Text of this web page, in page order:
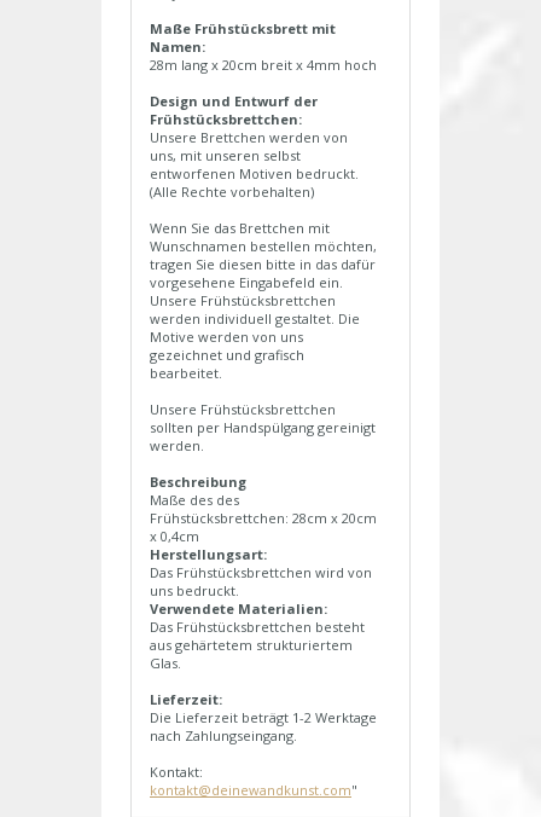
Maße Frühstücksbrett mit
Namen:
28m lang x 20cm breit x 4mm hoch
Design und Entwurf der
Frühstücksbrettchen:
Unsere Brettchen werden von
uns, mit unseren selbst
entworfenen Motiven bedruckt.
(Alle Rechte vorbehalten)
Wenn Sie das Brettchen mit
Wunschnamen bestellen möchten,
tragen Sie diesen bitte in das dafür
vorgesehene Eingabefeld ein.
Unsere Frühstücksbrettchen
werden individuell gestaltet. Die
Motive werden von uns
gezeichnet und grafisch
bearbeitet.
Unsere Frühstücksbrettchen
sollten per Handspülgang gereinigt
werden.
Beschreibung
Maße des des
Frühstücksbrettchen: 28cm x 20cm
x 0,4cm
Herstellungsart:
Das Frühstücksbrettchen wird von
uns bedruckt.
Verwendete Materialien:
Das Frühstücksbrettchen besteht
aus gehärtetem strukturiertem
Glas.
Lieferzeit:
Die Lieferzeit beträgt 1-2 Werktage
nach Zahlungseingang.
Kontakt:
kontakt@deinewandkunst.com"